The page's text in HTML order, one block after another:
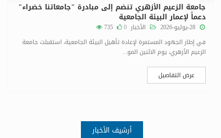
جامعة الزعيم الأزهري تنضم إلى مبادرة "جامعاتنا خضراء"
دعماً لإعمار البيئة الجامعية
الأخبار 0
735
في إطار الجهود المستمرة لإعادة تأهيل البيئة الجامعية، استقبلت جامعة
الزعيم الأزهري، يوم الاثنين المو...
عرض التفاصيل
أرشيف الأخبار